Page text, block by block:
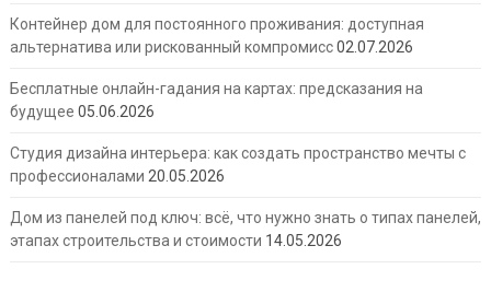
Контейнер дом для постоянного проживания: доступная
альтернатива или рискованный компромисс02.07.2026
Бесплатные онлайн-гадания на картах: предсказания на
будущее 05.06.2026
Студия дизайна интерьера: как создать пространство мечты с
профессионалами 20.05.2026
Дом из панелей под ключ: всё, что нужно знать о типах панелей,
этапах строительства и стоимости 14.05.2026